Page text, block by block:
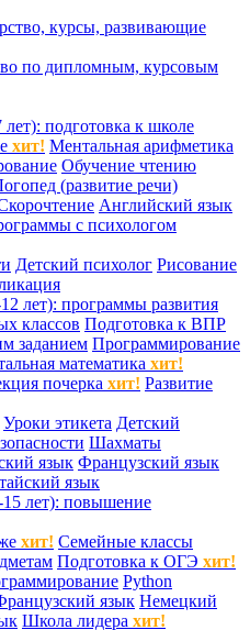
курсы, развивающие
по дипломным, курсовым
подготовка к школе
хит! Ментальная арифметика
Обучение чтению
(развитие речи)
Английский язык
с психологом
Детский психолог Рисование
лет): программы развития
классов Подготовка к ВПР
заданием Программирование
математика хит!
почерка хит! Развитие
Уроки этикета Детский
Шахматы
язык Французский язык
язык
лет): повышение
хит! Семейные классы
Подготовка к ОГЭ хит!
Python
язык Немецкий
Школа лидера хит!